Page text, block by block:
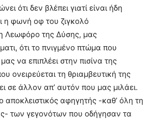
ότι δεν βλέπει γιατί είναι ήδη
η φωνή οφ του ζιγκολό
Λεωφόρο της Δύσης, μας
ότι το πνιγμένο πτώμα που
να επιπλέει στην πισίνα της
ονειρεύεται τη θριαμβευτική της
σε άλλον απ’ αυτόν που μας μιλάει.
αποκλειστικός αφηγητής -καθ’ όλη τη
των γεγονότων που οδήγησαν τα